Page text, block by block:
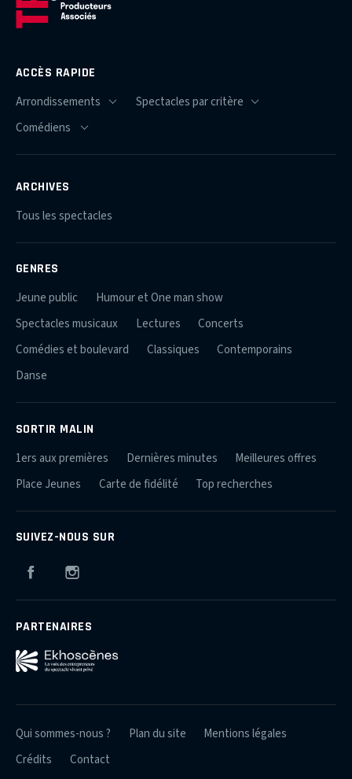
ACCÈS RAPIDE
ARCHIVES
Tous les spectacles
GENRES
Jeune public
Humour et One man show
Spectacles musicaux
Lectures
Concerts
Comédies et boulevard
Classiques
Contemporains
Danse
SORTIR MALIN
1ers aux premières Dernières minutes
Meilleures offres
Place Jeunes
Carte de fidélité Top recherches
SUIVEZ-NOUS SUR
Facebook
PARTENAIRES
Qui sommes-nous ? Plan du site
Mentions légales
Crédits
Contact